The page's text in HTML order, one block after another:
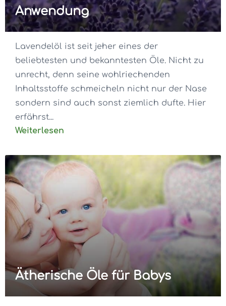
Anwendung
Lavendelöl ist seit jeher eines der
beliebtesten und bekanntesten Öle. Nicht zu
unrecht, denn seine wohlriechenden
Inhaltsstoffe schmeicheln nicht nur der Nase
sondern sind auch sonst ziemlich dufte. Hier
erfährst...
Weiterlesen
Ätherische Öle für Babys